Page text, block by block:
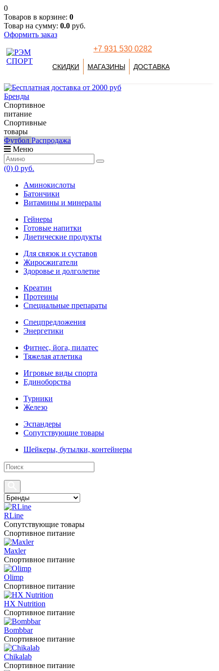
0
Товаров в корзине: 0
Товар на сумму: 0.0 руб.
Оформить заказ
+7 931 530 0282
СКИДКИ МАГАЗИНЫ ДОСТАВКА
Бренды
Спортивное
питание
Спортивные
товары
Футбол Распродажа
Меню
(0) 0 руб.
Аминокислоты
Батончики
Витамины и минералы
Гейнеры
Готовые напитки
Диетические продукты
Для связок и суставов
Жиросжигатели
Здоровье и долголетие
Креатин
Протеины
Специальные препараты
Спецпредложения
Энергетики
Фитнес, йога, пилатес
Тяжелая атлетика
Игровые виды спорта
Единоборства
Турники
Железо
Эспандеры
Сопутствующие товары
Шейкеры, бутылки, контейнеры
RLine
Сопутствующие товары
Спортивное питание
Maxler
Спортивное питание
Olimp
Спортивное питание
HX Nutrition
Спортивное питание
Bombbar
Спортивное питание
Chikalab
Спортивное питание